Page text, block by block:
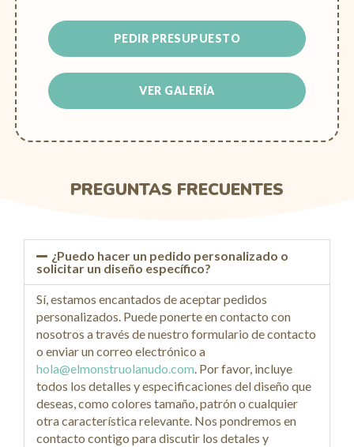
PEDIR PRESUPUESTO
VER GALERÍA
PREGUNTAS FRECUENTES
¿Puedo hacer un pedido personalizado o
solicitar un diseño específico?
Sí, estamos encantados de aceptar pedidos
personalizados. Puede ponerte en contacto con
nosotros a través de nuestro formulario de contacto
o enviar un correo electrónico a
hola@elmonstruolanudo.com. Por favor, incluye
todos los detalles y especificaciones del diseño que
deseas, como colores tamaño, patrón o cualquier
otra característica relevante. Nos pondremos en
contacto contigo para discutir los detales y